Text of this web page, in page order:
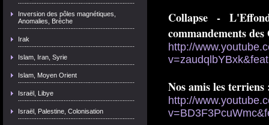
Inversion des pôles magnétiques,
Anomalies, Brèche
Irak
Islam, Iran, Syrie
Islam, Moyen Orient
Israël, Libye
Israël, Palestine, Colonisation
Collapse -
commandements
http://
Nos amis les terriens
http://